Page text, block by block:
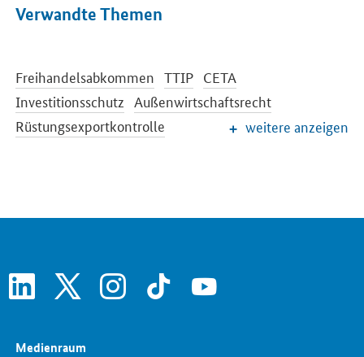
Verwandte Themen
Freihandelsabkommen TTIP CETA
Investitionsschutz Außenwirtschaftsrecht
Rüstungsexportkontrolle
weitere anzeigen
linkedin instagram tiktok youtube
Medienraum